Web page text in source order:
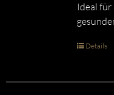
Ideal für
Details